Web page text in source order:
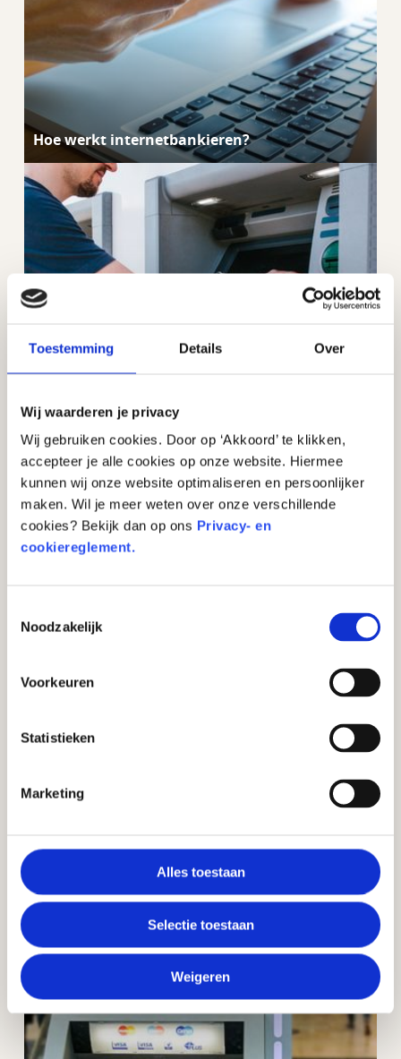
Toestemming Details Over
Wij waarderen je privacy
Wij gebruiken cookies. Door op ‘Akkoord’ te klikken,
accepteer je alle cookies op onze website. Hiermee
kunnen wij onze website optimaliseren en persoonlijker
maken. Wil je meer weten over onze verschillende
cookies? Bekijk dan op ons Privacy- en
cookiereglement.
Noodzakelijk
Voorkeuren
Statistieken
Marketing
Alles toestaan
Selectie toestaan
Weigeren
Hoe werkt internetbankieren?
Hoe werkt een pinautomaat?